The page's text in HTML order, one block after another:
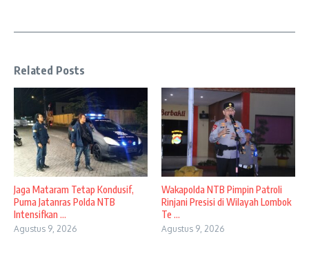
Related Posts
Jaga Mataram Tetap Kondusif,
Puma Jatanras Polda NTB
Intensifkan ...
Agustus 9, 2026
Wakapolda NTB Pimpin Patroli
Rinjani Presisi di Wilayah Lombok
Te ...
Agustus 9, 2026